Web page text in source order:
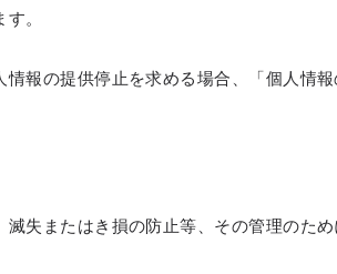
。
情報の提供停止を求める場合、「個人情
滅失またはき損の防止等、その管理のた